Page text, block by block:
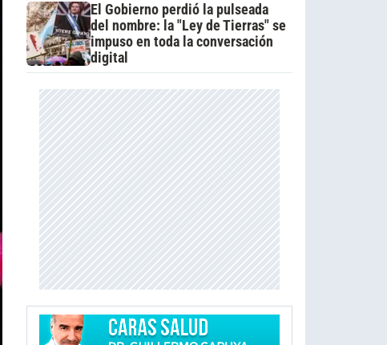
El Gobierno perdió la pulseada
del nombre: la "Ley de Tierras" se
impuso en toda la conversación
digital